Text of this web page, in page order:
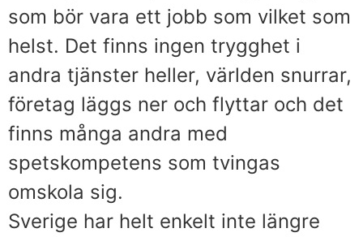
som bör vara ett jobb som vilket som
helst. Det finns ingen trygghet i
andra tjänster heller, världen snurrar,
företag läggs ner och flyttar och det
finns många andra med
spetskompetens som tvingas
omskola sig.
Sverige har helt enkelt inte längre